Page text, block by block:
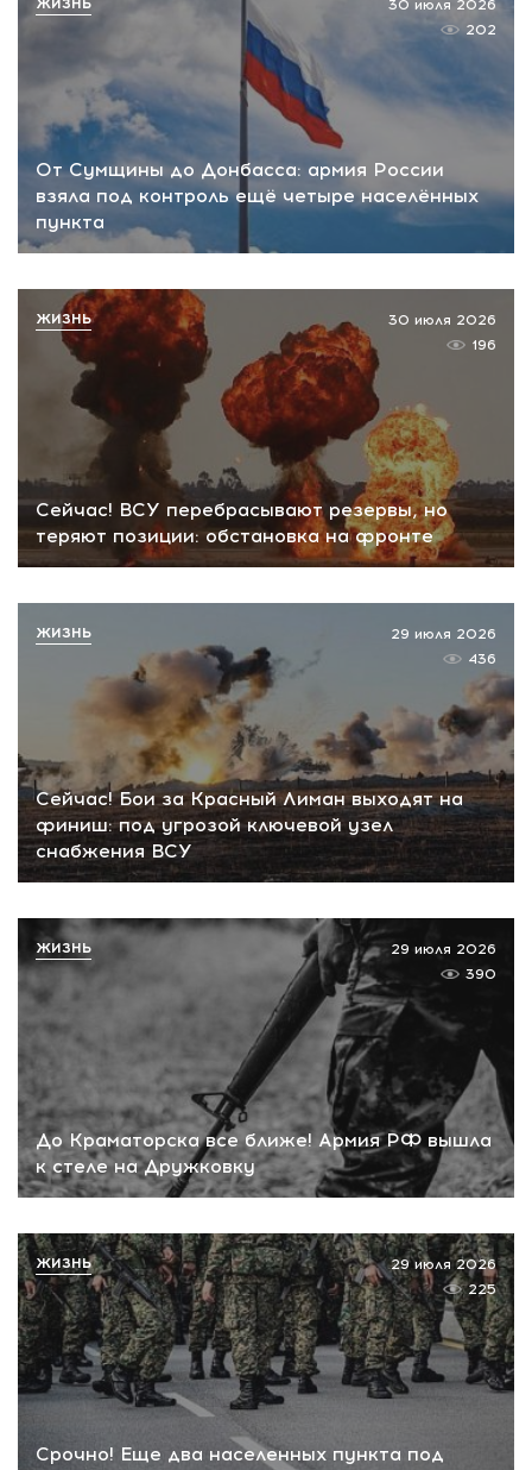
От Сумщины до Донбасса: армия России
взяла под контроль ещё четыре населённых
пункта
30 июля 2026
202
ЖИЗНЬ
Сейчас! ВСУ перебрасывают резервы, но
теряют позиции: обстановка на фронте
30 июля 2026
196
ЖИЗНЬ
Сейчас! Бои за Красный Лиман выходят на
финиш: под угрозой ключевой узел
снабжения ВСУ
29 июля 2026
436
ЖИЗНЬ
До Краматорска все ближе! Армия РФ вышла
к стеле на Дружковку
29 июля 2026
390
ЖИЗНЬ
Срочно! Еще два населенных пункта под
29 июля 2026
225
ЖИЗНЬ